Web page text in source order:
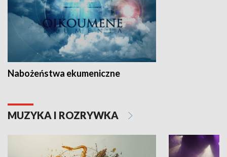
Nabożeństwa ekumeniczne
MUZYKA I ROZRYWKA